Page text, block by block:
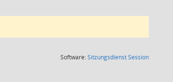
Software:SitzungsdienstSession(Wird in